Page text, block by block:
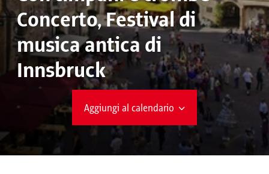
Concerto, Festival di
musica antica di
Innsbruck
Aggiungi al calendario